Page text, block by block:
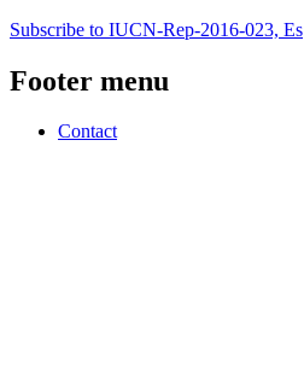
Subscribe to IUCN-Rep-2016-023, Es
Footer menu
Contact